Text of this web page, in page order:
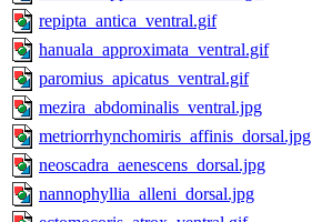
repipta_antica_ventral.gif
hanuala_approximata_ventral.gif
paromius_apicatus_ventral.gif
mezira_abdominalis_ventral.jpg
metriorrhynchomiris_affinis_dorsal.jpg
neoscadra_aenescens_dorsal.jpg
nannophyllia_alleni_dorsal.jpg